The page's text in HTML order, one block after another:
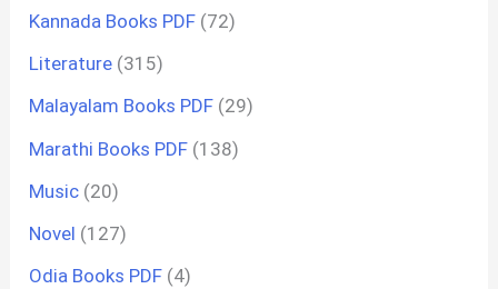
Kannada Books PDF (72)
Literature (315)
Malayalam Books PDF (29)
Marathi Books PDF (138)
Music (20)
Novel (127)
Odia Books PDF (4)